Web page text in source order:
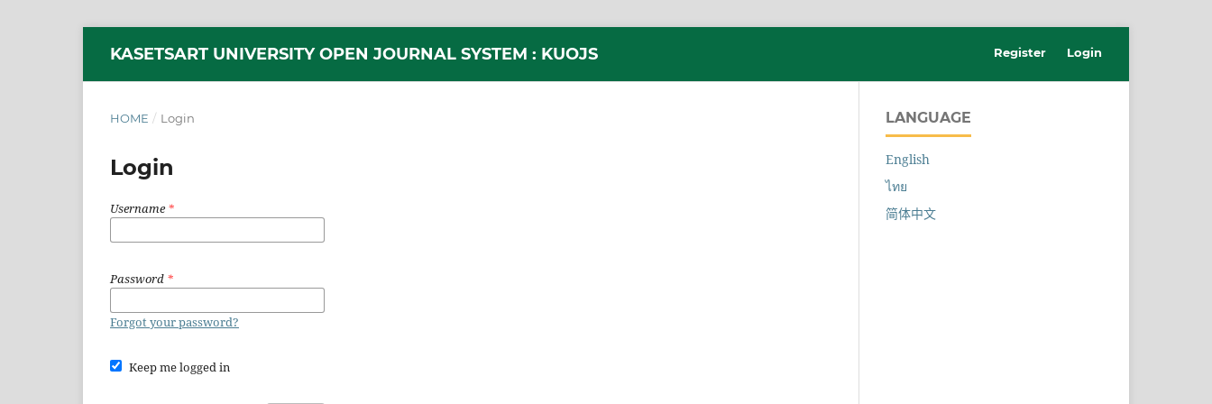
KASETSART UNIVERSITY OPEN JOURNAL SYSTEM : KUOJS Register Login
HOME / Login
Login
Username*
Password *
Forgot your password?
Keep me logged in
LANGUAGE
English
ไทย
简体中文